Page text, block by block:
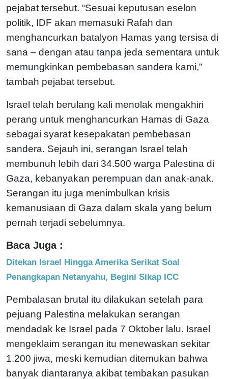
pejabat tersebut. “Sesuai keputusan eselon
politik, IDF akan memasuki Rafah dan
menghancurkan batalyon Hamas yang tersisa di
sana – dengan atau tanpa jeda sementara untuk
memungkinkan pembebasan sandera kami,”
tambah pejabat tersebut.
Israel telah berulang kali menolak mengakhiri
perang untuk menghancurkan Hamas di Gaza
sebagai syarat kesepakatan pembebasan
sandera. Sejauh ini, serangan Israel telah
membunuh lebih dari 34.500 warga Palestina di
Gaza, kebanyakan perempuan dan anak-anak.
Serangan itu juga menimbulkan krisis
kemanusiaan di Gaza dalam skala yang belum
pernah terjadi sebelumnya.
Baca Juga :
Ditekan Israel Hingga Amerika Serikat Soal
Penangkapan Netanyahu, Begini Sikap ICC
Pembalasan brutal itu dilakukan setelah para
pejuang Palestina melakukan serangan
mendadak ke Israel pada 7 Oktober lalu. Israel
mengeklaim serangan itu menewaskan sekitar
1.200 jiwa, meski kemudian ditemukan bahwa
banyak diantaranya akibat tembakan pasukan